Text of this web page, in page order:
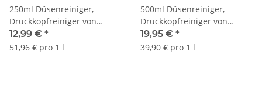
250ml Düsenreiniger,
Druckkopfreiniger von
Dr.Inkjet für
Druckerpatronen und
12,99 € *
51,96 € pro 1 l
500ml Düsenreiniger,
Druckkopfreiniger von
Dr.Inkjet für
Druckerpatronen und
19,95 € *
39,90 € pro 1 l